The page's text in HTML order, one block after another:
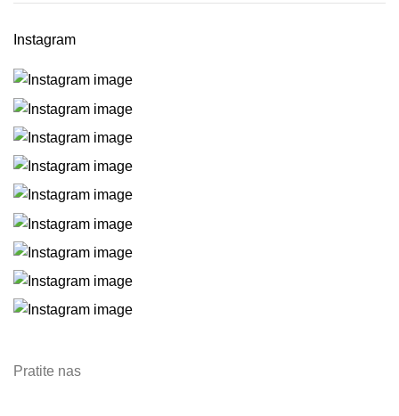
Instagram
Pratite nas